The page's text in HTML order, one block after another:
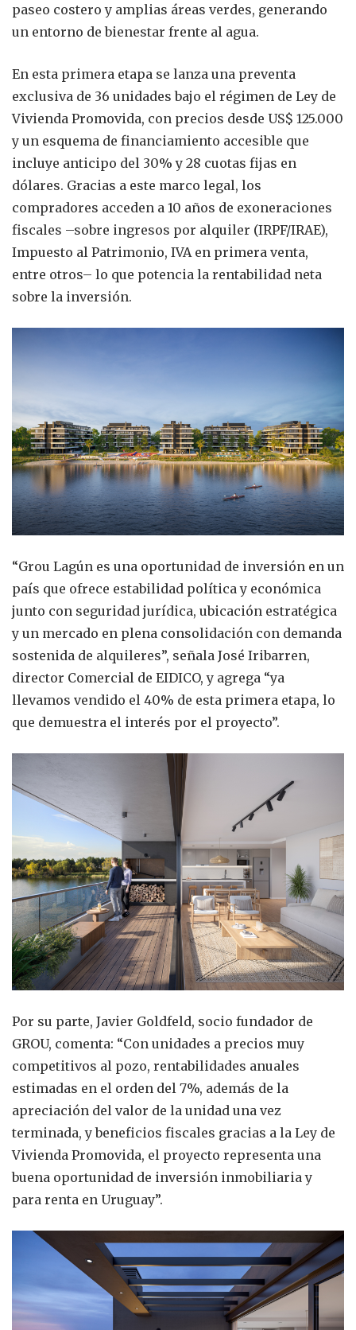
paseo costero y amplias áreas verdes, generando
un entorno de bienestar frente al agua.
En esta primera etapa se lanza una preventa
exclusiva de 36 unidades bajo el régimen de Ley de
Vivienda Promovida, con precios desde US$ 125.000
y un esquema de financiamiento accesible que
incluye anticipo del 30% y 28 cuotas fijas en
dólares. Gracias a este marco legal, los
compradores acceden a 10 años de exoneraciones
fiscales –sobre ingresos por alquiler (IRPF/IRAE),
Impuesto al Patrimonio, IVA en primera venta,
entre otros– lo que potencia la rentabilidad neta
sobre la inversión.
“Grou Lagún es una oportunidad de inversión en un
país que ofrece estabilidad política y económica
junto con seguridad jurídica, ubicación estratégica
y un mercado en plena consolidación con demanda
sostenida de alquileres”, señala José Iribarren,
director Comercial de EIDICO, y agrega “ya
llevamos vendido el 40% de esta primera etapa, lo
que demuestra el interés por el proyecto”.
Por su parte, Javier Goldfeld, socio fundador de
GROU, comenta: “Con unidades a precios muy
competitivos al pozo, rentabilidades anuales
estimadas en el orden del 7%, además de la
apreciación del valor de la unidad una vez
terminada, y beneficios fiscales gracias a la Ley de
Vivienda Promovida, el proyecto representa una
buena oportunidad de inversión inmobiliaria y
para renta en Uruguay”.